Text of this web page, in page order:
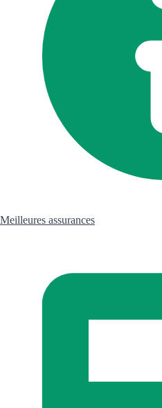
Meilleures assurances